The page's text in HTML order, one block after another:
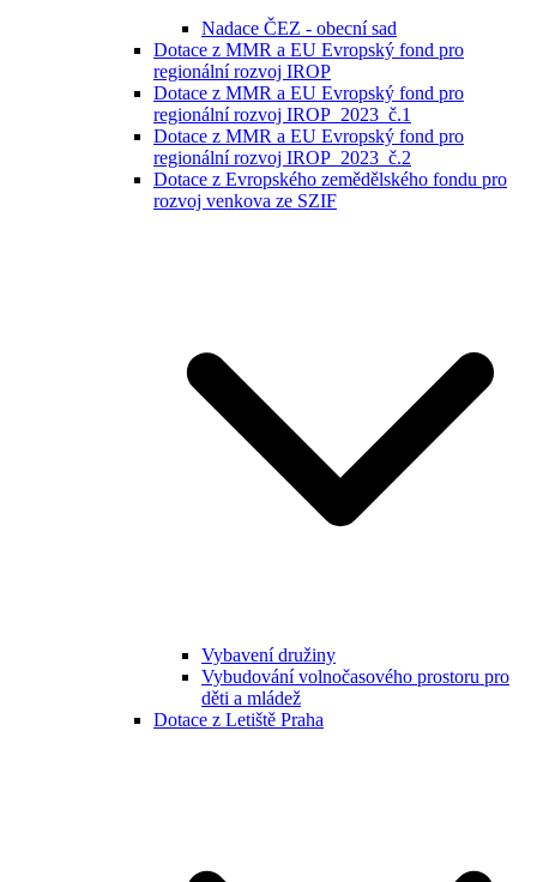
Nadace ČEZ - obecní sad
Dotace z MMR a EU Evropský fond pro
regionální rozvoj IROP
Dotace z MMR a EU Evropský fond pro
regionální rozvoj IROP_2023_č.1
Dotace z MMR a EU Evropský fond pro
regionální rozvoj IROP_2023_č.2
Dotace z Evropského zemědělského fondu pro
rozvoj venkova ze SZIF
Vybavení družiny
Vybudování volnočasového prostoru pro
děti a mládež
Dotace z Letiště Praha